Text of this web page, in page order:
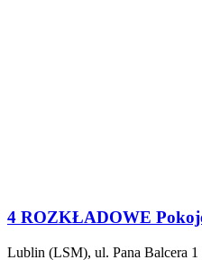
4 ROZKŁADOWE
Lublin (LSM), ul. Pana Balcera 1